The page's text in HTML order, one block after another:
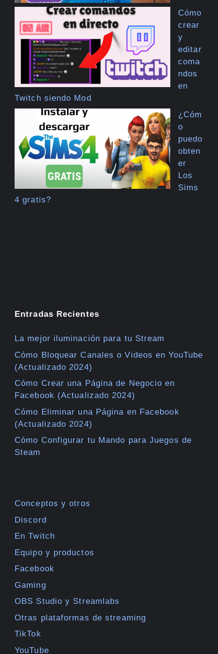
Cómo
crear
y
editar
coma
ndos
en
Twitch siendo Mod
¿Cóm
o
puedo
obten
er
Los
Sims
4 gratis?
Entradas Recientes
La mejor iluminación para tu Stream
Cómo Bloquear Canales o Videos en YouTube
(Actualizado 2024)
Cómo Crear una Página de Negocio en
Facebook (Actualizado 2024)
Cómo Eliminar una Página en Facebook
(Actualizado 2024)
Cómo Configurar tu Mando para Juegos de
Steam
Conceptos y otros
Discord
En Twitch
Equipo y productos
Facebook
Gaming
OBS Studio y Streamlabs
Otras plataformas de streaming
TikTok
YouTube